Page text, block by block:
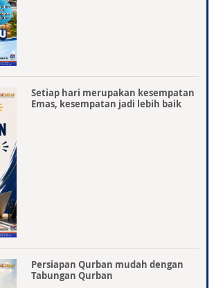
Setiap hari merupakan kesempatan
Emas, kesempatan jadi lebih baik
Persiapan Qurban mudah dengan
Tabungan Qurban